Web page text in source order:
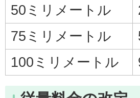
50ミリメートル
75ミリメートル
100ミリメートル